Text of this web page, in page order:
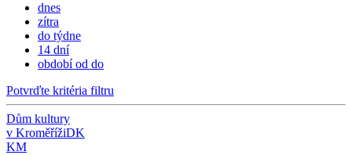
dnes
zítra
do týdne
14 dní
období od do
Potvrďte kritéria filtru
Dům kultury
v KroměřížiDK
KM